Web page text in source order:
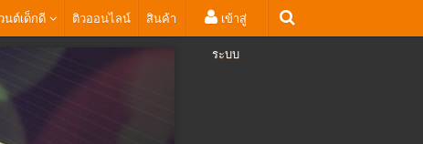
นต์เด็กดี ติวออนไลน์ สินค้า เข้าสู่
ระบบ